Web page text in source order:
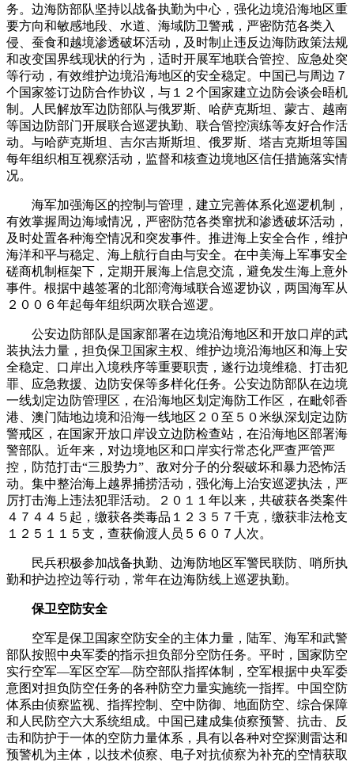
务。边海防部队坚持以战备执勤为中心，强化边境沿海地区重
要方向和敏感地段、水道、海域防卫警戒，严密防范各类入
侵、蚕食和越境渗透破坏活动，及时制止违反边海防政策法规
和改变国界线现状的行为，适时开展军地联合管控、应急处突
等行动，有效维护边境沿海地区的安全稳定。中国已与周边７
个国家签订边防合作协议，与１２个国家建立边防会谈会晤机
制。人民解放军边防部队与俄罗斯、哈萨克斯坦、蒙古、越南
等国边防部门开展联合巡逻执勤、联合管控演练等友好合作活
动。与哈萨克斯坦、吉尔吉斯斯坦、俄罗斯、塔吉克斯坦等国
每年组织相互视察活动，监督和核查边境地区信任措施落实情
况。
海军加强海区的控制与管理，建立完善体系化巡逻机制，
有效掌握周边海域情况，严密防范各类窜扰和渗透破坏活动，
及时处置各种海空情况和突发事件。推进海上安全合作，维护
海洋和平与稳定、海上航行自由与安全。在中美海上军事安全
磋商机制框架下，定期开展海上信息交流，避免发生海上意外
事件。根据中越签署的北部湾海域联合巡逻协议，两国海军从
２００６年起每年组织两次联合巡逻。
公安边防部队是国家部署在边境沿海地区和开放口岸的武
装执法力量，担负保卫国家主权、维护边境沿海地区和海上安
全稳定、口岸出入境秩序等重要职责，遂行边境维稳、打击犯
罪、应急救援、边防安保等多样化任务。公安边防部队在边境
一线划定边防管理区，在沿海地区划定海防工作区，在毗邻香
港、澳门陆地边境和沿海一线地区２０至５０米纵深划定边防
警戒区，在国家开放口岸设立边防检查站，在沿海地区部署海
警部队。近年来，对边境地区和口岸实行常态化严查严管严
控，防范打击“三股势力”、敌对分子的分裂破坏和暴力恐怖活
动。集中整治海上越界捕捞活动，强化海上治安巡逻执法，严
厉打击海上违法犯罪活动。２０１１年以来，共破获各类案件
４７４４５起，缴获各类毒品１２３５７千克，缴获非法枪支
１２５１１５支，查获偷渡人员５６０７人次。
民兵积极参加战备执勤、边海防地区军警民联防、哨所执
勤和护边控边等行动，常年在边海防线上巡逻执勤。
保卫空防安全
空军是保卫国家空防安全的主体力量，陆军、海军和武警
部队按照中央军委的指示担负部分空防任务。平时，国家防空
实行空军—军区空军—防空部队指挥体制，空军根据中央军委
意图对担负防空任务的各种防空力量实施统一指挥。中国空防
体系由侦察监视、指挥控制、空中防御、地面防空、综合保障
和人民防空六大系统组成。中国已建成集侦察预警、抗击、反
击和防护于一体的空防力量体系，具有以各种对空探测雷达和
预警机为主体，以技术侦察、电子对抗侦察为补充的空情获取